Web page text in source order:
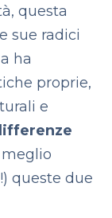
questa
sue radici
ha
proprie,
e
queste due